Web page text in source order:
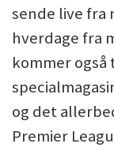
sende live fra
hverdage fra
kommer
og det
Premier